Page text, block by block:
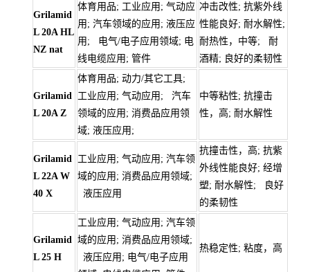
Grilamid
L 20A HL
NZ nat
体育用品; 工业应用; 气动应
用; 汽车领域的应用; 液压应
用; 电气/电子应用领域; 电
线电缆应用; 管件
冲击改性; 抗紫外线
性能良好; 耐水解性;
耐热性，中等; 耐
酒精; 良好的柔韧性
Grilamid
L 20A Z
体育用品; 动力/其它工具;
工业应用; 气动应用; 汽车
领域的应用; 消费品应用领
域; 液压应用;
中等粘性; 抗撞击
性，高; 耐水解性
Grilamid
L 22A W
40 X
工业应用; 气动应用; 汽车领
域的应用; 消费品应用领域;
液压应用
抗撞击性，高; 抗紫
外线性能良好; 经增
塑; 耐水解性; 良好
的柔韧性
Grilamid
L 25 H
工业应用; 气动应用; 汽车领
域的应用; 消费品应用领域;
液压应用; 电气/电子应用
热稳定性; 粘度，高